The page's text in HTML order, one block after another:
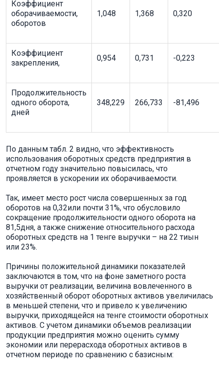
Коэффициент
оборачиваемости,
оборотов
1,048 1,368 0,320
Коэффициент
закрепления,
0,954 0,731 -0,223
Продолжительность
одного оборота,
дней
348,229 266,733 -81,496
По данным табл. 2 видно, что эффективность
использования оборотных средств предприятия в
отчетном году значительно повысилась, что
проявляется в ускорении их оборачиваемости.
Так, имеет место рост числа совершенных за год
оборотов на 0,32или почти 31%, что обусловило
сокращение продолжительности одного оборота на
81,5дня, а также снижение относительного расхода
оборотных средств на 1 тенге выручки – на 22 тиын
или 23%.
Причины положительной динамики показателей
заключаются в том, что на фоне заметного роста
выручки от реализации, величина вовлеченного в
хозяйственный оборот оборотных активов увеличилась
в меньшей степени, что и привело к увеличению
выручки, приходящейся на тенге стоимости оборотных
активов. С учетом динамики объемов реализации
продукции предприятия можно оценить сумму
экономии или перерасхода оборотных активов в
отчетном периоде по сравнению с базисным: